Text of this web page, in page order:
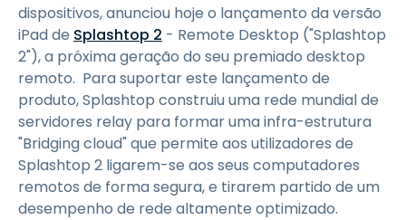
dispositivos, anunciou hoje o lançamento da versão
iPad de Splashtop 2 - Remote Desktop ("Splashtop
2"), a próxima geração do seu premiado desktop
remoto. Para suportar este lançamento de
produto, Splashtop construiu uma rede mundial de
servidores relay para formar uma infra-estrutura
"Bridging cloud" que permite aos utilizadores de
Splashtop 2 ligarem-se aos seus computadores
remotos de forma segura, e tirarem partido de um
desempenho de rede altamente optimizado.